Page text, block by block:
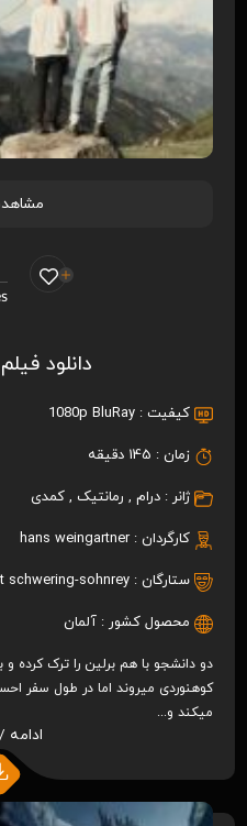
دانلود فیلم ۳۰۳ ۲۰۱۸
کیفیت : 1080p BluRay
زمان : 145 دقیقه
ژانر : درام , رمانتیک ,کمدی
کارگردان : hans weingartner
ستارگان : schwering-sohnrey
محصول کشور : آلمان
دو دانشجو با هم برلین را ترک کرده
کوهنوردی میروند اما در طول سفر
میکند و...
ادامه /